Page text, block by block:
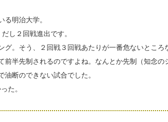
明治大学。
し２回戦進出です。
グ。そう、２回戦３回戦あたりが一番危ないところ
前半先制されるのですよね。なんとか先制（知念
断のできない試合でした。
た。